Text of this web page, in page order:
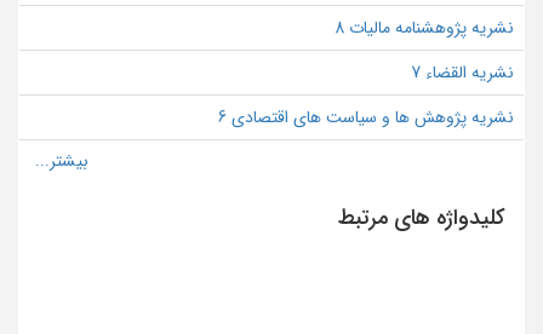
نشریه پژوهشنامه مالیات 8
نشریه القضاء 7
نشریه پژوهش ها و سیاست های اقتصادی 6
کلیدواژه های مرتبط